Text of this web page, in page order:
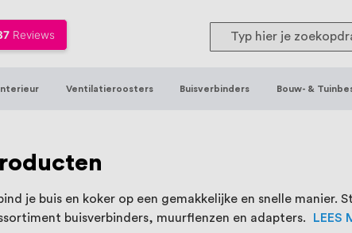
in RVS producten voor binnen- en
In onze webshop vind je het grootste
volgens jouw specifieke wensen.
een goede relatie met onze klanten
Search
Ventilatieroosters Buisverbinders Bouw- &
je buis en koker op een gemakkelijke en snelle manier.
buisverbinders, muurflenzen en adapters.
LEES